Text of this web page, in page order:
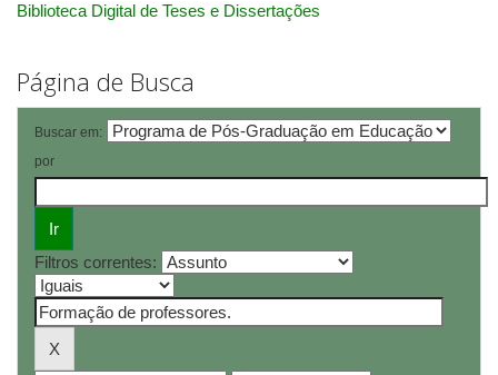
Biblioteca Digital de Teses e Dissertações
Página de Busca
Buscar em:
por
Filtros correntes: